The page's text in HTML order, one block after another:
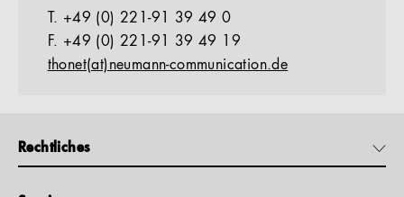
T. +49 (0) 221-91 39 49 0
F. +49 (0) 221-91 39 49 19
thonet(at)neumann-communication.de
Rechtliches